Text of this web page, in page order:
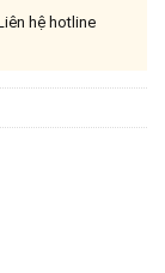
hệ hotline